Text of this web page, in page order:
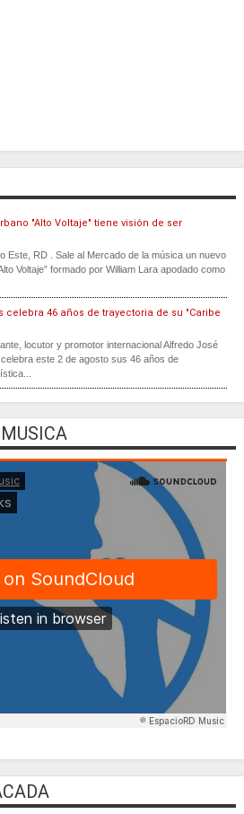
"Alto Voltaje" tiene visión de ser
Este, RD . Sale al Mercado de la música un nuevo
Voltaje” formado por William Lara apodado como
celebra 46 años de trayectoria de su "Caribe
locutor y promotor internacional Alfredo José
celebra este 2 de agosto sus 46 años de